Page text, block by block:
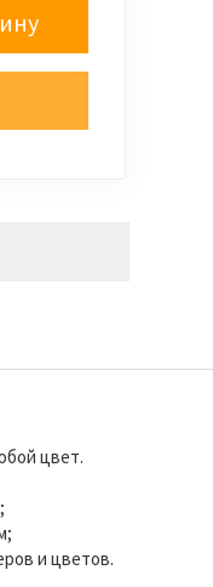
цвет.
и цветов.